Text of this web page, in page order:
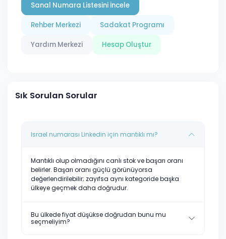
Sanal Numara Listesini İncele
Rehber Merkezi Sadakat Programı
Yardım Merkezi Hesap Oluştur
Sık Sorulan Sorular
Israel numarası Linkedin için mantıklı mı?
Mantıklı olup olmadığını canlı stok ve başarı oranı
belirler. Başarı oranı güçlü görünüyorsa
değerlendirilebilir; zayıfsa aynı kategoride başka
ülkeye geçmek daha doğrudur.
Bu ülkede fiyat düşükse doğrudan bunu mu
seçmeliyim?